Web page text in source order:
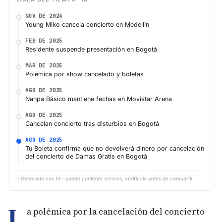
NOV DE 2024
Young Miko cancela concierto en Medellín
FEB DE 2025
Residente suspende presentación en Bogotá
MAR DE 2025
Polémica por show cancelado y boletas
AGO DE 2025
Nanpa Básico mantiene fechas en Movistar Arena
AGO DE 2025
Cancelan concierto tras disturbios en Bogotá
AGO DE 2025
Tu Boleta confirma que no devolverá dinero por cancelación
del concierto de Damas Gratis en Bogotá
✨ Generado con IA · puede contener errores, verifícalo antes de compartir.
a polémica por la cancelación del concierto